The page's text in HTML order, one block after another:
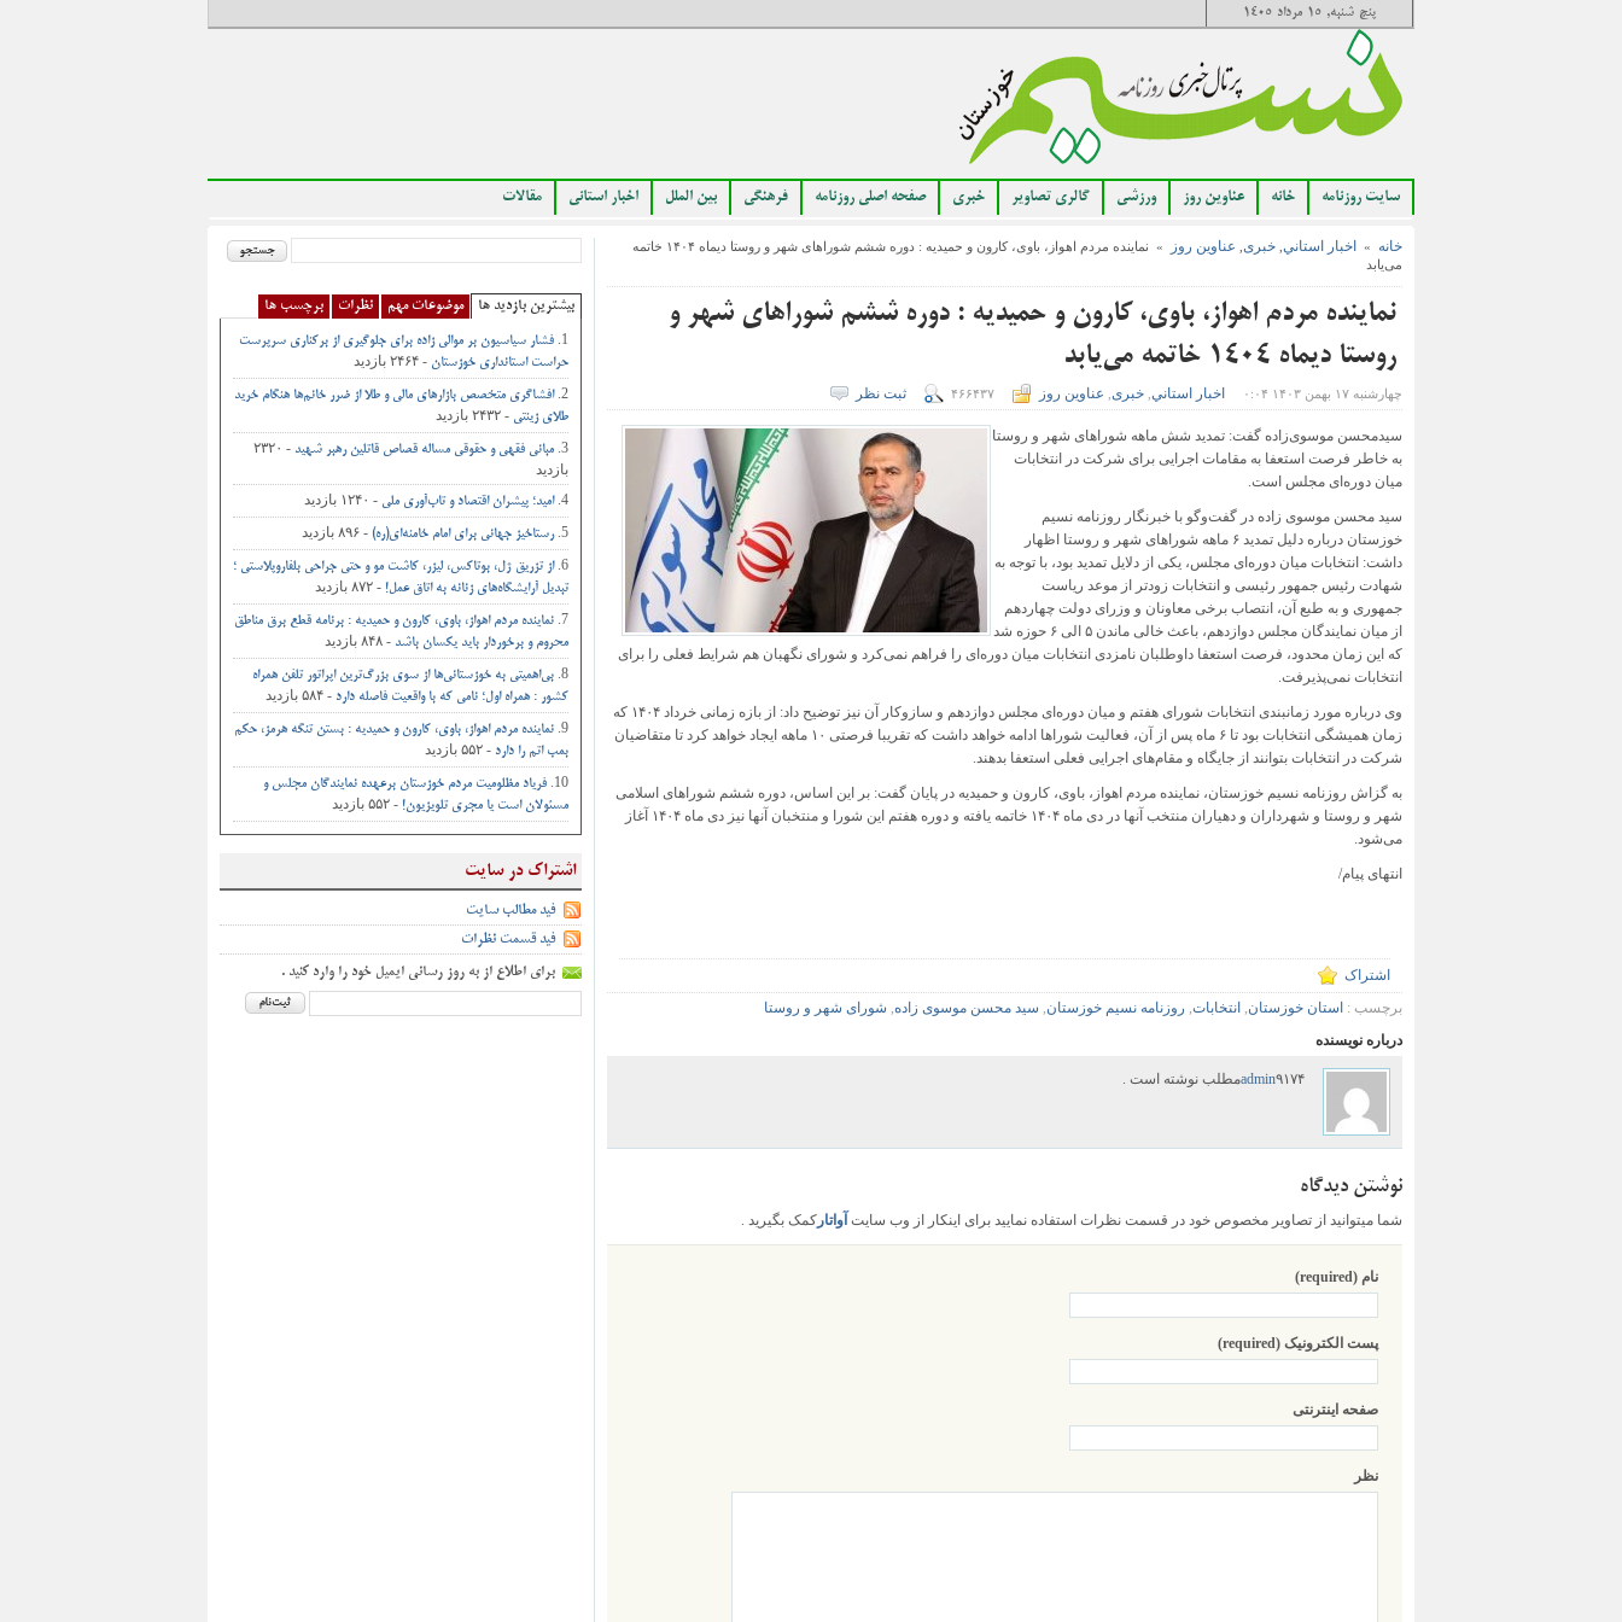
پنج شنبه, ۱۵ مرداد ۱۴۰۵
سایت روزنامه خانه عناوین روز ورزشی گالری تصاویر خبری صفحه اصلی روزنامه فرهنگی بین الملل اخبار استانی مقالات
خانه » اخبار استاني خبری عناوین روز
» نماینده مردم اهواز، باوی، کارون و حمیدیه : دوره ششم شوراهای شهر و روستا دیماه ۱۴۰۴ خاتمه
می‌یابد
نماینده مردم اهواز، باوی، کارون و حمیدیه : دوره ششم شوراهای شهر و
روستا دیماه ۱۴۰۴ خاتمه می‌یابد
چهارشنبه ۱۷ بهمن ۱۴۰۳ ۰:۰۴ اخبار استاني خبری عناوین روز ۴۶۶۴۳۷ ثبت نظر
سیدمحسن موسوی‌زاده گفت: تمدید شش ماهه شوراهای شهر و روستا
به خاطر فرصت استعفا به مقامات اجرایی برای شرکت در انتخابات
میان دوره‌ای مجلس است.
سید محسن موسوی زاده در گفت‌وگو با خبرنگار روزنامه نسیم
خوزستان درباره دلیل تمدید ۶ ماهه شوراهای شهر و روستا اظهار
داشت: انتخابات میان دوره‌ای مجلس، یکی از دلایل تمدید بود، با توجه به
شهادت رئیس جمهور رئیسی و انتخابات زودتر از موعد ریاست
جمهوری و به طبع آن، انتصاب برخی معاونان و وزرای دولت چهاردهم
از میان نمایندگان مجلس دوازدهم، باعث خالی ماندن ۵ الی ۶ حوزه شد
که این زمان محدود، فرصت استعفا داوطلبان نامزدی انتخابات میان دوره‌ای را فراهم نمی‌کرد و شورای نگهبان هم شرایط فعلی را برای
انتخابات نمی‌پذیرفت.
وی درباره مورد زمانبندی انتخابات شورای هفتم و میان دوره‌ای مجلس دوازدهم و سازوکار آن نیز توضیح داد: از بازه زمانی خرداد ۱۴۰۴ که
زمان همیشگی انتخابات بود تا ۶ ماه پس از آن، فعالیت شورا‌ها ادامه خواهد داشت که تقریبا فرصتی ۱۰ ماهه ایجاد خواهد کرد تا متقاضیان
شرکت در انتخابات بتوانند از جایگاه و مقام‌های اجرایی فعلی استعفا بدهند.
به گزاش روزنامه نسیم خوزستان، نماینده مردم اهواز، باوی، کارون و حمیدیه در پایان گفت: بر این اساس، دوره ششم شوراهای اسلامی
شهر و روستا و شهرداران و دهیاران منتخب آنها در دی ماه ۱۴۰۴ خاتمه یافته و دوره هفتم این شورا و منتخبان آنها نیز دی ماه ۱۴۰۴ آغاز
می‌شود.
انتهای پیام/
اشتراک
برچسب : استان خوزستان, انتخابات, روزنامه نسيم خوزستان, سید محسن موسوی زاده, شورای شهر و روستا
درباره نویسنده
admin۹۱۷۴مطلب نوشته است .
نوشتن دیدگاه
شما میتوانید از تصاویر مخصوص خود در قسمت نظرات استفاده نمایید برای اینکار از وب سایت آواتار کمک بگیرید .
نام (required)
پست الکترونیک (required)
صفحه اینترنتی
نظر
بیشترین بازدید ها موضوعات مهم نظرات برچسب ها
فشار سیاسیون بر موالی زاده برای جلوگیری از برکناری سرپرست
حراست استانداری خوزستان - ۲۴۶۴ بازدید
افشاگری متخصص بازارهای مالی و طلا از ضرر خانم‌ها هنگام خرید
طلای زینتی - ۲۴۳۲ بازدید
مبانی فقهی و حقوقی مساله قصاص قاتلین رهبر شهید
- ۲۳۲۰
بازدید
امید؛ پیشران اقتصاد و تاب‌آوری ملی - ۱۲۴۰ بازدید
رستاخیز جهانی برای امام خامنه‌ای(ره) - ۸۹۶ بازدید
از تزریق ژل، بوتاکس، لیزر، کاشت مو و حتی جراحی‌ بلفاروپلاستی ؛
تبدیل آرایشگاه‌های زنانه به اتاق‌ عمل‌! - ۸۷۲ بازدید
نماینده مردم اهواز، باوی، کارون و حمیدیه : برنامه قطع برق مناطق
محروم و برخوردار باید یکسان باشد - ۸۴۸ بازدید
بی‌اهمیتی به خوزستانی‌ها از سوی بزرگ‌ترین اپراتور تلفن همراه
کشور : همراه اول؛ نامی که با واقعیت فاصله دارد - ۵۸۴ بازدید
نماینده مردم اهواز، باوی، کارون و حمیدیه : بستن تنگه هرمز، حکم
بمب اتم را دارد - ۵۵۲ بازدید
فریاد مظلومیت مردم خوزستان برعهده نمایندگان مجلس و
مسئولان است یا مجری تلویزیون! - ۵۵۲ بازدید
اشتراک در سایت
فید مطالب سایت
فید قسمت نظرات
برای اطلاع از به روز رسانی ایمیل خود را وارد کنید .